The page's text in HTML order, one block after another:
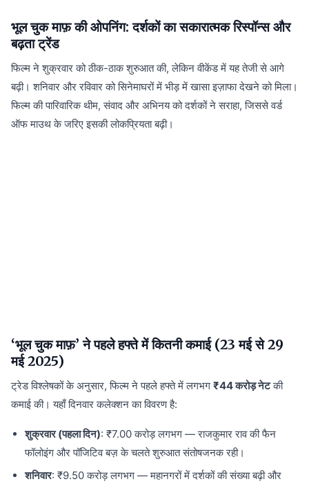
भूल चुक माफ़ की ओपनिंग: दर्शकों का सकारात्मक रिस्पॉन्स और
बढ़ता ट्रेंड
फिल्म ने शुक्रवार को ठीक-ठाक शुरुआत की, लेकिन वीकेंड में यह तेजी से आगे
बढ़ी। शनिवार और रविवार को सिनेमाघरों में भीड़ में खासा इज़ाफा देखने को मिला।
फिल्म की पारिवारिक थीम, संवाद और अभिनय को दर्शकों ने सराहा, जिससे वर्ड
ऑफ माउथ के जरिए इसकी लोकप्रियता बढ़ी।
‘भूल चुक माफ़’ ने पहले हफ्ते में कितनी कमाई (23 मई से 29
मई 2025)
ट्रेड विश्लेषकों के अनुसार, फिल्म ने पहले हफ्ते में लगभग ₹44 करोड़ नेटकी
कमाई की। यहाँ दिनवार कलेक्शन का विवरण है:
शुक्रवार (पहला दिन): ₹7.00 करोड़ लगभग — राजकुमार राव की फैन
फॉलोइंग और पॉजिटिव बज़ के चलते शुरुआत संतोषजनक रही।
शनिवार: ₹9.50 करोड़ लगभग — महानगरों में दर्शकों की संख्या बढ़ी और